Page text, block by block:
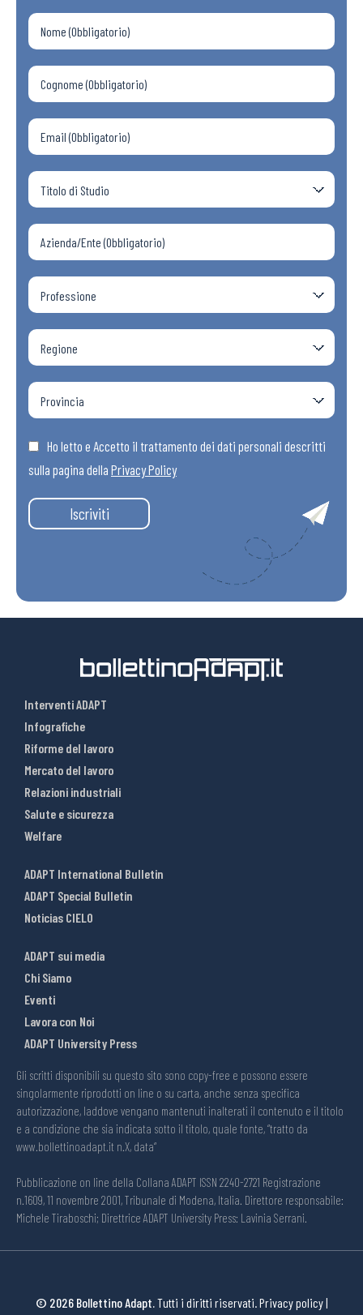
Ho letto e Accetto il trattamento dei dati personali descritti
sulla pagina della Privacy Policy
Iscriviti
Interventi ADAPT
Infografiche
Riforme del lavoro
Mercato del lavoro
Relazioni industriali
Salute e sicurezza
Welfare
ADAPT International Bulletin
ADAPT Special Bulletin
Noticias CIELO
ADAPT sui media
Chi Siamo
Eventi
Lavora con Noi
ADAPT University Press
Gli scritti disponibili su questo sito sono copy-free e possono essere
singolarmente riprodotti on line o su carta, anche senza specifica
autorizzazione, laddove vengano mantenuti inalterati il contenuto e il titolo
e a condizione che sia indicata sotto il titolo, quale fonte, “tratto da
www.bollettinoadapt.it n.X, data“
Pubblicazione on line della Collana ADAPT ISSN 2240-2721 Registrazione
n.1609, 11 novembre 2001, Tribunale di Modena, Italia. Direttore responsabile:
Michele Tiraboschi; Direttrice ADAPT University Press: Lavinia Serrani.
© 2026 Bollettino Adapt.Tutti i diritti riservati.Privacy policy|